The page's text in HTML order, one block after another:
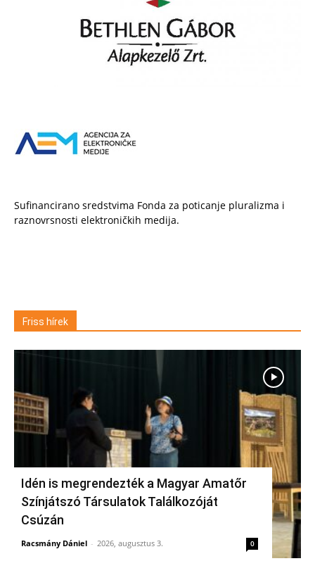
Sufinancirano sredstvima Fonda za poticanje pluralizma i
raznovrsnosti elektroničkih medija.
Friss hírek
Idén is megrendezték a Magyar Amatőr
Színjátszó Társulatok Találkozóját
Csúzán
Racsmány Dániel - 2026, augusztus 3. 0